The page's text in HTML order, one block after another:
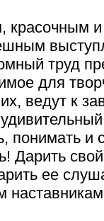
красочным
труд
для
ведут к
понимать
Дарить
ее